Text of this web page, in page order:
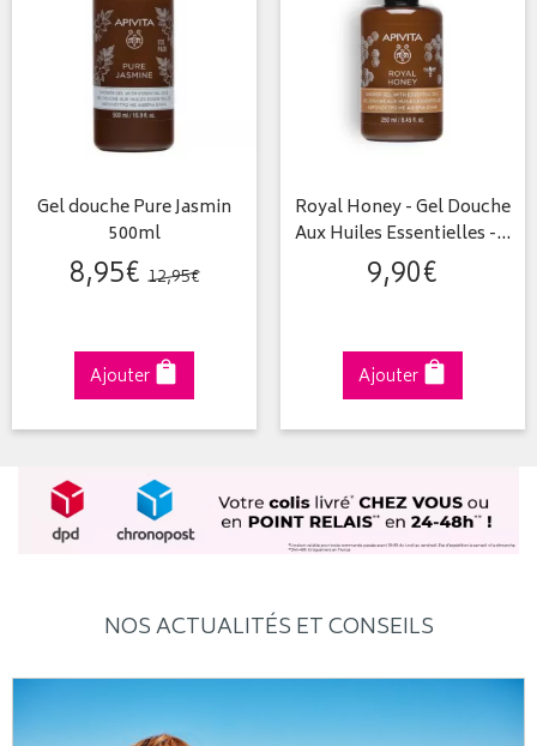
Gel douche Pure Jasmin
500ml
8,95€ 12,95€
Ajouter
Royal Honey - Gel Douche
Aux Huiles Essentielles -…
9,90€
Ajouter
NOS ACTUALITÉS ET CONSEILS